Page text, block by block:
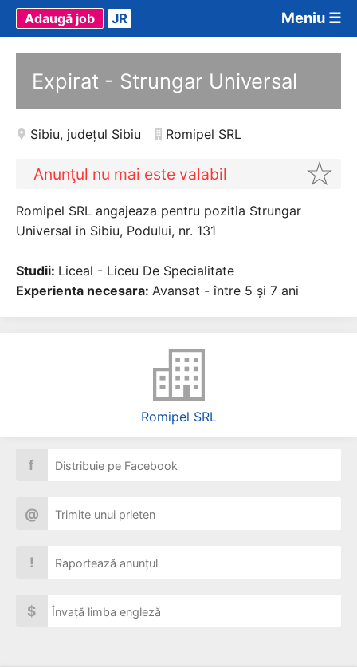
Meniu ☰
Adaugă job JR
Expirat - Strungar Universal
Sibiu, județul Sibiu Romipel SRL
Anunţul nu mai este valabil
Romipel SRL angajeaza pentru pozitia Strungar
Universal in Sibiu, Podului, nr. 131
Studii: Liceal - Liceu De Specialitate
Experienta necesara: Avansat - între 5 și 7 ani
Romipel SRL
f Distribuie pe Facebook
@ Trimite unui prieten
! Raportează anunțul
$ Învață limba engleză